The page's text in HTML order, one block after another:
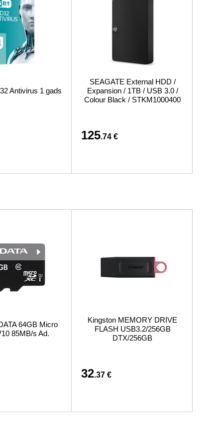
Antivirus 1 gads
SEAGATE External HDD /
Expansion / 1TB / USB 3.0 /
Colour Black / STKM1000400
125.74 €
64GB Micro
85MB/s Ad.
Kingston MEMORY DRIVE
FLASH USB3.2/256GB
DTX/256GB
32.37 €